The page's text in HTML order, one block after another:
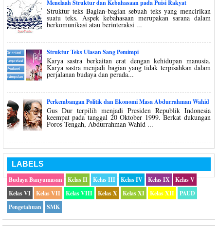
Menelaah Struktur dan Kebahasaan pada Puisi Rakyat
Struktur teks Bagian-bagian sebuah teks yang mencirikan
suatu teks. Aspek kebahasaan merupakan sarana dalam
berkomunikasi atau berinteraksi ...
Struktur Teks Ulasan Sang Pemimpi
Karya sastra berkaitan erat dengan kehidupan manusia.
Karya sastra menjadi bagian yang tidak terpisahkan dalam
perjalanan budaya dan perada...
Perkembangan Politik dan Ekonomi Masa Abdurrahman Wahid
Gus Dur terpilih menjadi Presiden Republik Indonesia
keempat pada tanggal 20 Oktober 1999. Berkat dukungan
Poros Tengah, Abdurrahman Wahid ...
LABELS
Budaya Banyumasan
Kelas II Kelas III Kelas IV Kelas IX
Kelas V
Kelas VI
Kelas VII Kelas VIII Kelas X Kelas XI Kelas XII
PAUD
Pengetahuan
SMK